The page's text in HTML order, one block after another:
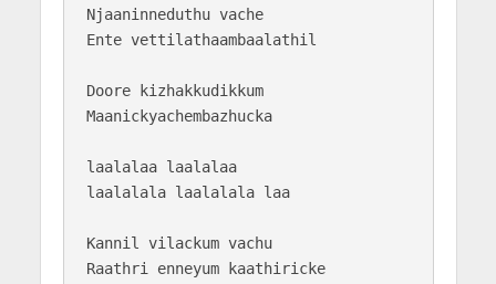
Njaaninneduthu vache
Ente vettilathaambaalathil
Doore kizhakkudikkum
Maanickyachembazhucka
laalalaa laalalaa
laalalala laalalala laa
Kannil vilackum vachu
Raathri enneyum kaathiricke